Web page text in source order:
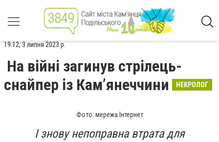
19:12, 3 липня 2023 р.
На війні загинув стрілець-
снайпер із Кам’янеччини
НЕКРОЛОГ
Фото: мережа Інтернет
І знову непоправна втрата для